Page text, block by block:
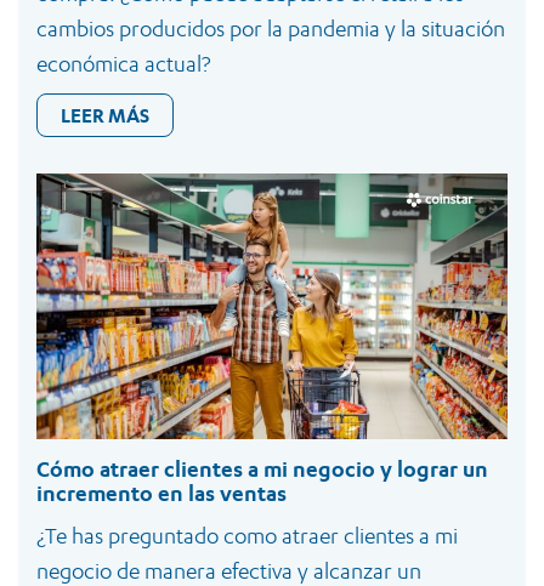
cambios producidos por la pandemia y la situación
económica actual?
LEER MÁS
Cómo atraer clientes a mi negocio y lograr un
incremento en las ventas
¿Te has preguntado como atraer clientes a mi
negocio de manera efectiva y alcanzar un